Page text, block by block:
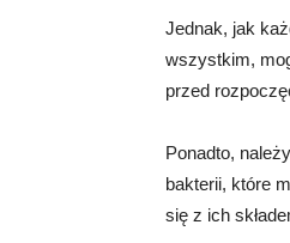
Jednak, jak
wszystkim,
przed
Ponadto,
bakterii, które
się z ich